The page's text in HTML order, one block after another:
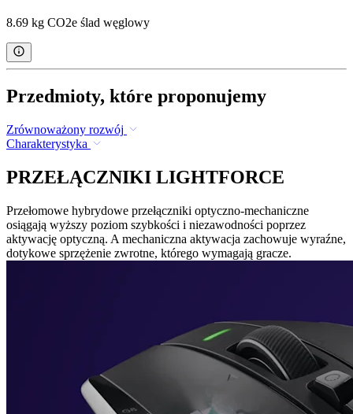
8.69 kg CO2e ślad węglowy
Przedmioty, które proponujemy
Zrównoważony rozwój
Charakterystyka
PRZEŁĄCZNIKI LIGHTFORCE
Przełomowe hybrydowe przełączniki optyczno-mechaniczne
osiągają wyższy poziom szybkości i niezawodności poprzez
aktywację optyczną. A mechaniczna aktywacja zachowuje wyraźne,
dotykowe sprzężenie zwrotne, którego wymagają gracze.